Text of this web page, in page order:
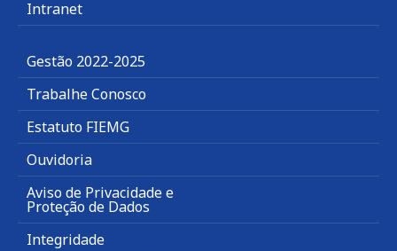
Intranet
Gestão 2022-2025
Trabalhe Conosco
Estatuto FIEMG
Ouvidoria
Aviso de Privacidade e
Proteção de Dados
Integridade